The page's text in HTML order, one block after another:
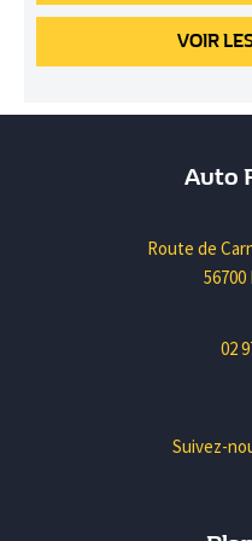
VOIR
Auto
Route de
02
Suivez-